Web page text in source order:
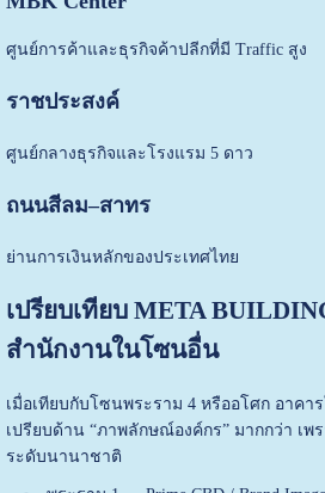
ศูนย์การค้าและธุรกิจค้าปลีกที่มี Traffic สูง
ราชประสงค์
ศูนย์กลางธุรกิจและโรงแรม 5 ดาว
ถนนสีลม–สาทร
ย่านการเงินหลักของประเทศไทย
เปรียบเทียบ META
สำนักงานในโซนอื่น
เมื่อเทียบกับโซนพระราม 4 หรืออโศก อาคา
เปรียบด้าน “ภาพลักษณ์องค์กร” มากกว่า เพ
ระดับนานาชาติ